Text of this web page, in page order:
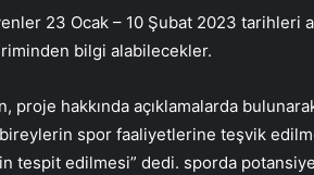
23 Ocak – 10 Şubat 2023 tarihleri
bilgi alabilecekler.
proje hakkında açıklamalarda
bireylerin spor faaliyetlerine teşvik
tespit edilmesi” dedi. sporda